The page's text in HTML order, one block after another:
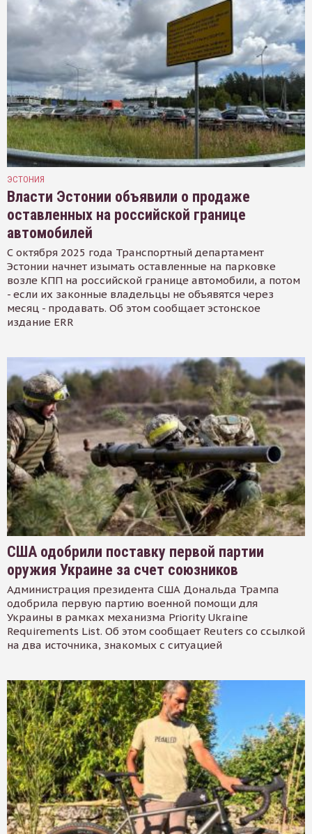
ЭСТОНИЯ
Власти Эстонии объявили о продаже
оставленных на российской границе
автомобилей
С октября 2025 года Транспортный департамент
Эстонии начнет изымать оставленные на парковке
возле КПП на российской границе автомобили, а потом
- если их законные владельцы не объявятся через
месяц - продавать. Об этом сообщает эстонское
издание ERR
США одобрили поставку первой партии
оружия Украине за счет союзников
Администрация президента США Дональда Трампа
одобрила первую партию военной помощи для
Украины в рамках механизма Priority Ukraine
Requirements List. Об этом сообщает Reuters со ссылкой
на два источника, знакомых с ситуацией